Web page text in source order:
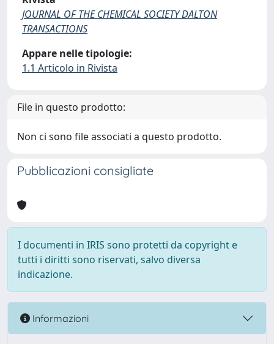
JOURNAL OF THE CHEMICAL SOCIETY DALTON
TRANSACTIONS
Appare nelle tipologie:
1.1 Articolo in Rivista
File in questo prodotto:
Non ci sono file associati a questo prodotto.
Pubblicazioni consigliate
I documenti in IRIS sono protetti da copyright e
tutti i diritti sono riservati, salvo diversa
indicazione.
Informazioni